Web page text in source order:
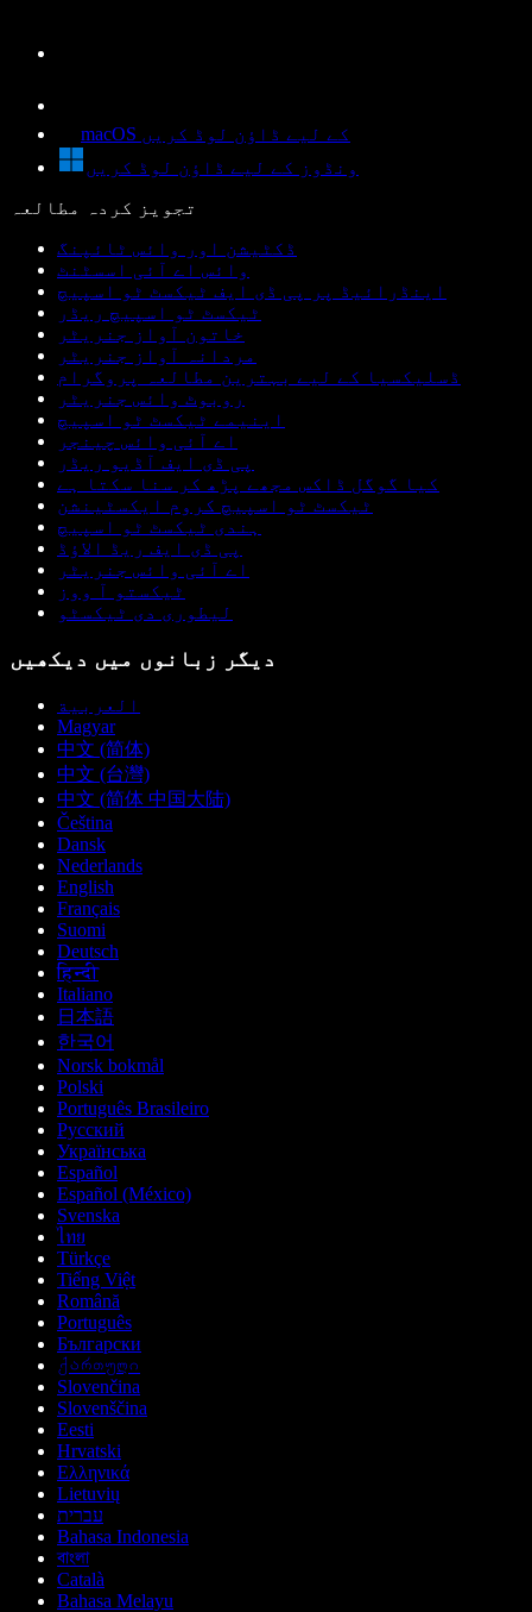
macOS کے لیے ڈاؤن لوڈ کریں
ونڈوز کے لیے ڈاؤن لوڈ کریں
تجویز کردہ مطالعہ
ڈکٹیشن اور وائس ٹائپنگ
وائس اے آئی اسسٹنٹ
اینڈرائیڈ پر پی ڈی ایف ٹیکسٹ ٹو اسپیچ
ٹیکسٹ ٹو اسپیچ ریڈر
خاتون آواز جنریٹر
مردانہ آواز جنریٹر
ڈسلیکسیا کے لیے بہترین مطالعہ پروگرام
روبوٹ وائس جنریٹر
اینیمے ٹیکسٹ ٹو اسپیچ
اے آئی وائس چینجر
پی ڈی ایف آڈیو ریڈر
کیا گوگل ڈاکس مجھے پڑھ کر سنا سکتا ہے
ٹیکسٹ ٹو اسپیچ کروم ایکسٹینشن
ہندی ٹیکسٹ ٹو اسپیچ
پی ڈی ایف ریڈ الاؤڈ
اے آئی وائس جنریٹر
ٹیکستو آ ووز
لیطوری دی ٹیکسٹو
دیگر زبانوں میں دیکھیں
العربية
Magyar
中文 (简体)
中文 (台灣)
中文 (简体 中国大陆)
Čeština
Dansk
Nederlands
English
Français
Suomi
Deutsch
हिन्दी
Italiano
日本語
한국어
Norsk bokmål
Polski
Português Brasileiro
Русский
Українська
Español
Español (México)
Svenska
ไทย
Türkçe
Tiếng Việt
Română
Português
Български
ქართული
Slovenčina
Slovenščina
Eesti
Hrvatski
Ελληνικά
Lietuvių
עברית
Bahasa Indonesia
বাংলা
Català
Bahasa Melayu